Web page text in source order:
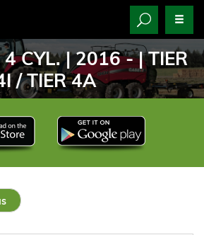
CYL. | 2016 - | TIER
/ TIER 4A